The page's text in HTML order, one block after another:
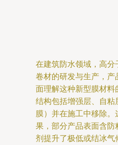
在建筑防水领域，高
卷材的研发与生产，
面理解这种新型膜材
结构包括增强层、自
膜）并在施工中移除
果，部分产品表面含
剂提升了极低或结冰气